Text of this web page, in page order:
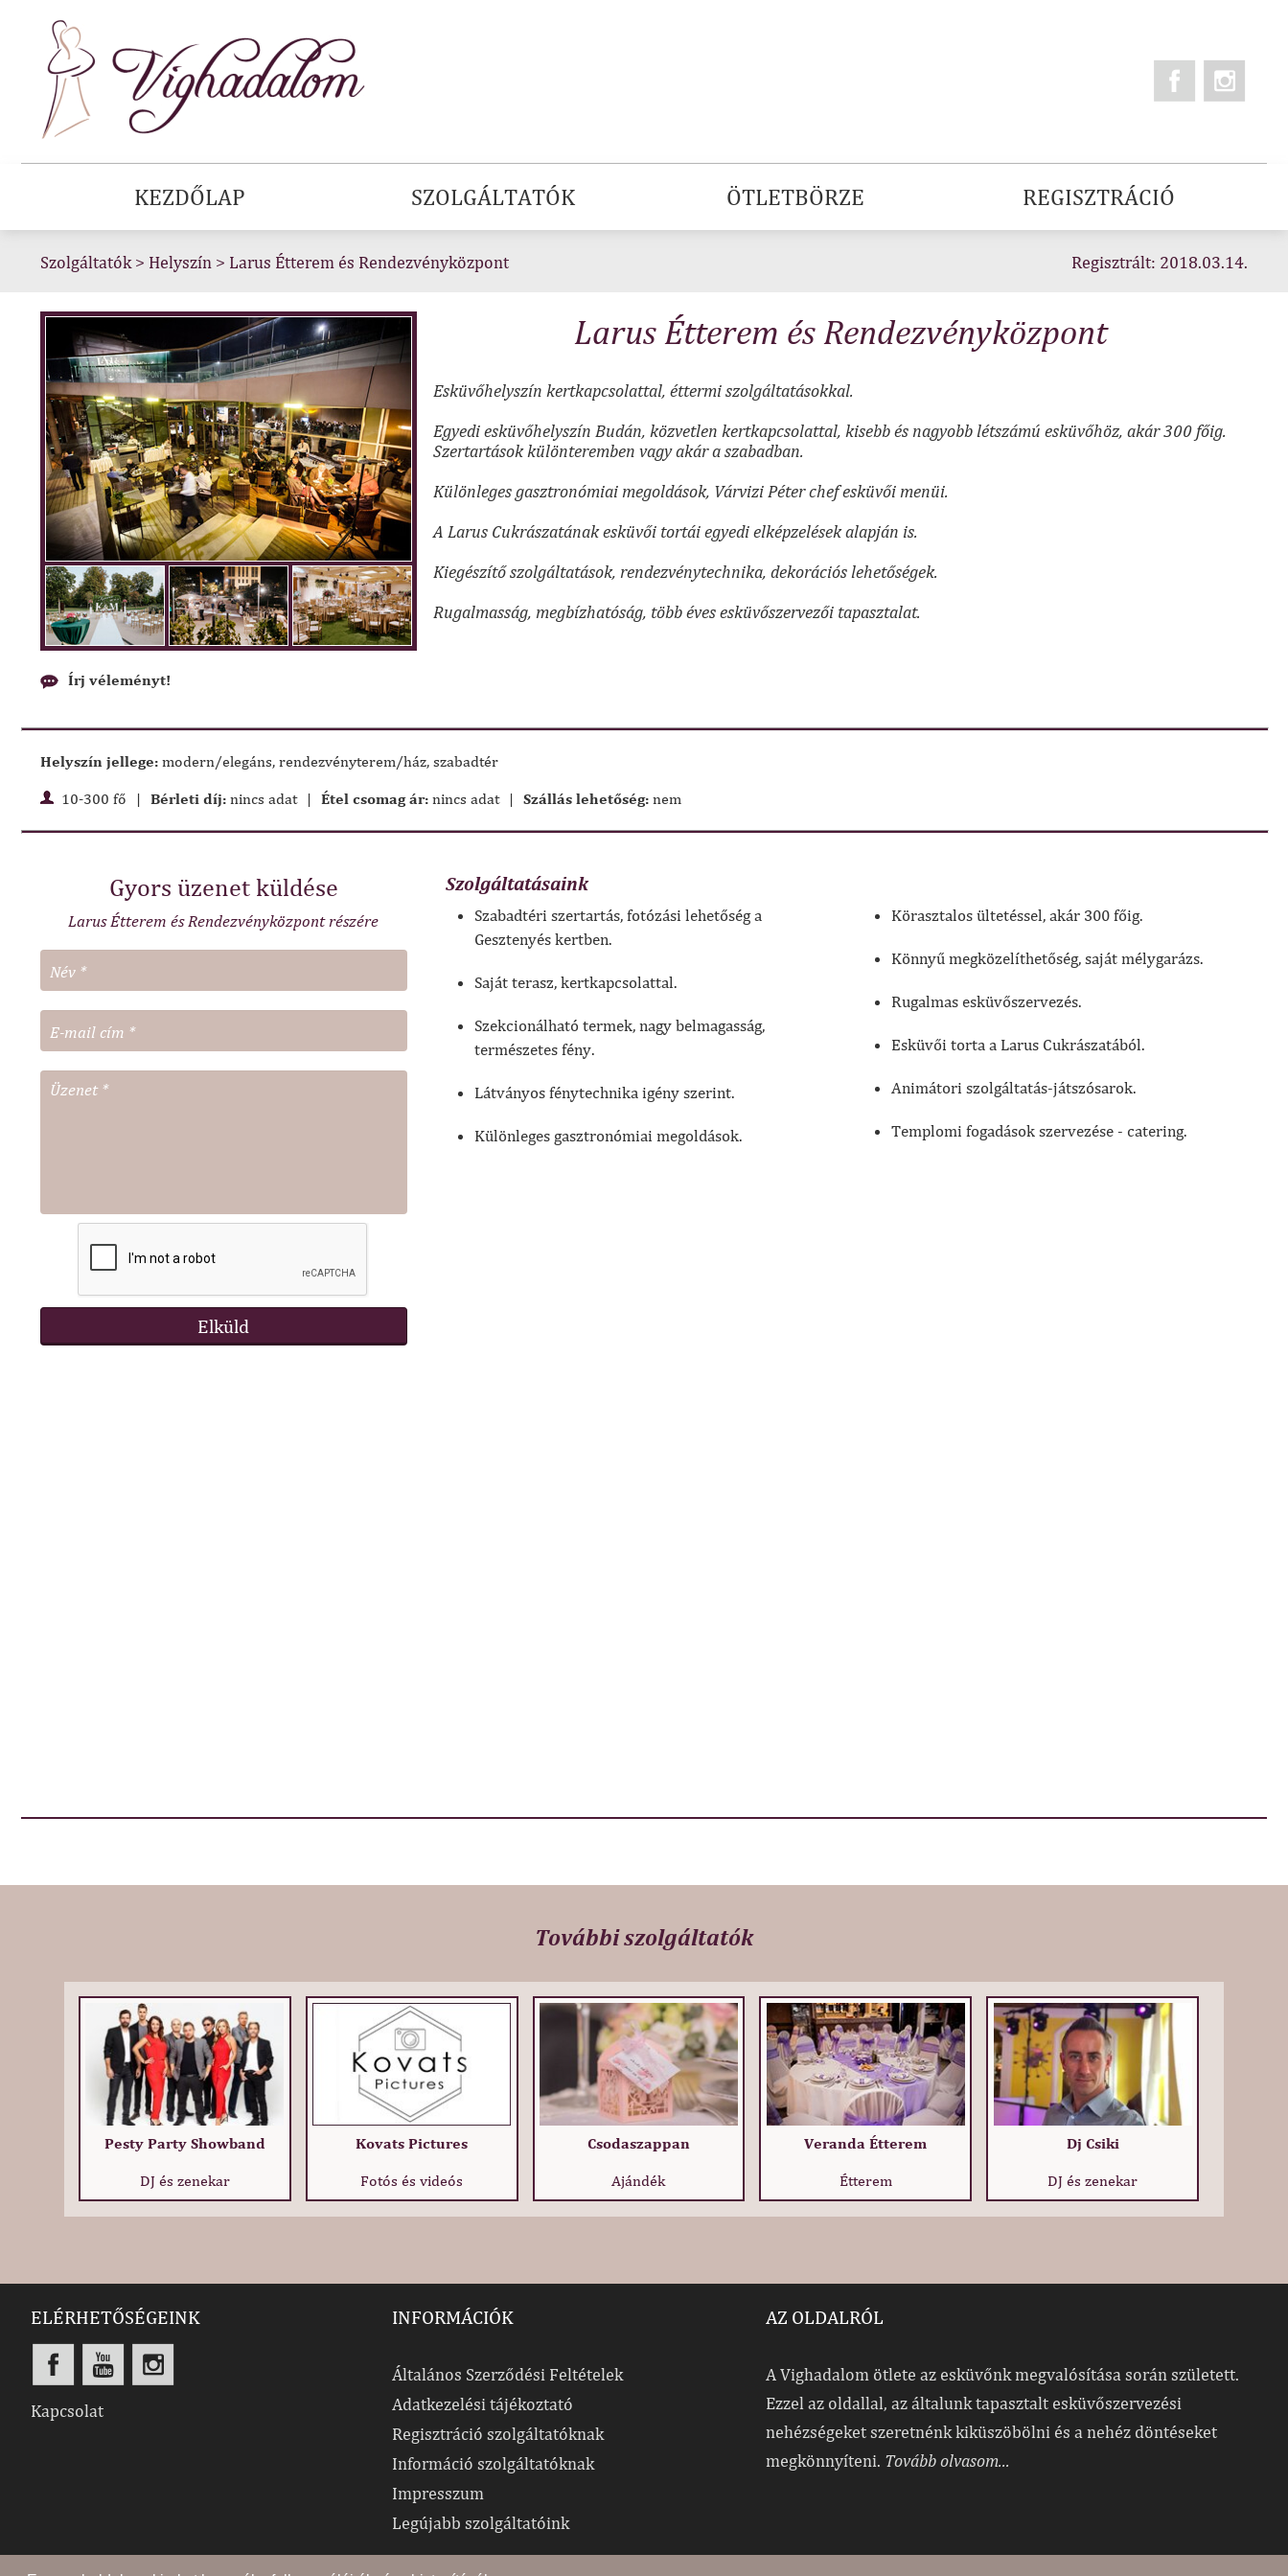
KEZDŐLAP SZOLGÁLTATÓK ÖTLETBÖRZE REGISZTRÁCIÓ
Szolgáltatók> Helyszín > Larus Étterem és Rendezvényközpont Regisztrált: 2018.03.14.
Írj véleményt!
Larus Étterem és Rendezvényközpont
Esküvőhelyszín kertkapcsolattal, éttermi szolgáltatásokkal.
Egyedi esküvőhelyszín Budán, közvetlen kertkapcsolattal, kisebb és nagyobb létszámú esküvőhöz, akár 300 főig.
Szertartások különteremben vagy akár a szabadban.
Különleges gasztronómiai megoldások, Várvizi Péter chef esküvői menüi.
A Larus Cukrászatának esküvői tortái egyedi elképzelések alapján is.
Kiegészítő szolgáltatások, rendezvénytechnika, dekorációs lehetőségek.
Rugalmasság, megbízhatóság, több éves esküvőszervezői tapasztalat.
Helyszín jellege: modern/elegáns, rendezvényterem/ház, szabadtér
10-300 fő | Bérleti díj: nincs adat | Étel csomag ár: nincs adat | Szállás lehetőség: nem
Gyors üzenet küldése
Larus Étterem és Rendezvényközpont részére
Szolgáltatásaink
Szabadtéri szertartás, fotózási lehetőség a
Gesztenyés kertben.
Saját terasz, kertkapcsolattal.
Szekcionálható termek, nagy belmagasság,
természetes fény.
Látványos fénytechnika igény szerint.
Különleges gasztronómiai megoldások.
Körasztalos ültetéssel, akár 300 főig.
Könnyű megközelíthetőség, saját mélygarázs.
Rugalmas esküvőszervezés.
Esküvői torta a Larus Cukrászatából.
Animátori szolgáltatás-játszósarok.
Templomi fogadások szervezése - catering.
További szolgáltatók
Pesty Party Showband
DJ és zenekar
Kovats Pictures
Fotós és videós
Csodaszappan
Ajándék
Veranda Étterem
Étterem
Dj Csiki
DJ és zenekar
ELÉRHETŐSÉGEINK
Kapcsolat
INFORMÁCIÓK
Általános Szerződési Feltételek
Adatkezelési tájékoztató
Regisztráció szolgáltatóknak
Információ szolgáltatóknak
Impresszum
Legújabb szolgáltatóink
AZ OLDALRÓL
A Vighadalom ötlete az esküvőnk megvalósítása során született.
Ezzel az oldallal, az általunk tapasztalt esküvőszervezési
nehézségeket szeretnénk kiküszöbölni és a nehéz döntéseket
megkönnyíteni. Tovább olvasom...